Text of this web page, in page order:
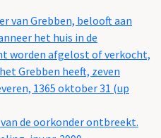
van Grebben, belooft aan
het huis in de
worden afgelost of verkocht,
Grebben heeft, zeven
1365 oktober 31 (up
de oorkonder ontbreekt.